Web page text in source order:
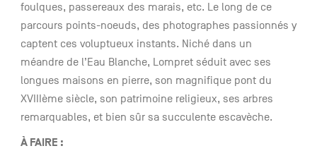
foulques, passereaux des marais, etc. Le long de ce
parcours points-noeuds, des photographes passionnés y
captent ces voluptueux instants. Niché dans un
méandre de l’Eau Blanche, Lompret séduit avec ses
longues maisons en pierre, son magnifique pont du
XVIIIème siècle, son patrimoine religieux, ses arbres
remarquables, et bien sûr sa succulente escavèche.
À FAIRE :